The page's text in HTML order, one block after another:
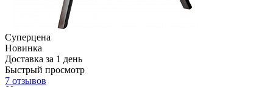
Суперцена
Новинка
Доставка за 1 день
Быстрый просмотр
7 отзывов